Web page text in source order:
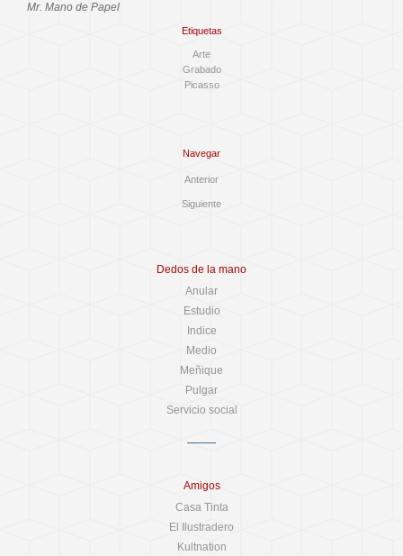
Mr. Mano de Papel
Etiquetas
Arte
Grabado
Picasso
Navegar
Anterior
Siguiente
Dedos de la mano
Anular
Estudio
Indice
Medio
Meñique
Pulgar
Servicio social
Amigos
Casa Tinta
El Ilustradero
Kultnation